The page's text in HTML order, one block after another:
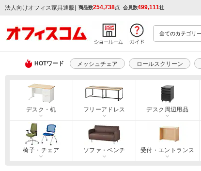
法人向けオフィス家具通販 | 商品数254,738点 会員数499,111社
HOTワード メッシュチェア ロールスクリーン
デスク・机 フリーアドレス デスク周辺用品
椅子・チェア ソファ・ベンチ 受付・エントランス